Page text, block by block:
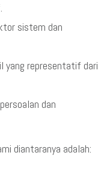
sistem dan
yang representatif dari
dan
diantaranya adalah: